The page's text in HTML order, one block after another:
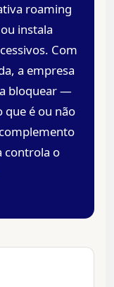
roaming
instala
Com
a empresa
bloquear —
que é ou não
controla o